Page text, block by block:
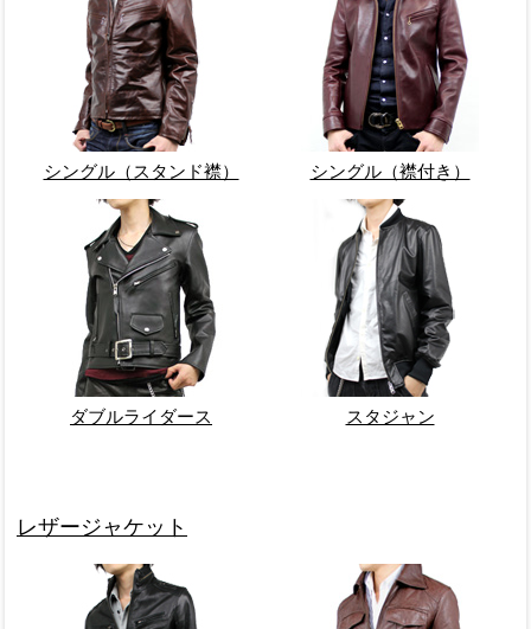
シングル（スタンド襟） シングル（襟付き）
ダブルライダース スタジャン
レザージャケット